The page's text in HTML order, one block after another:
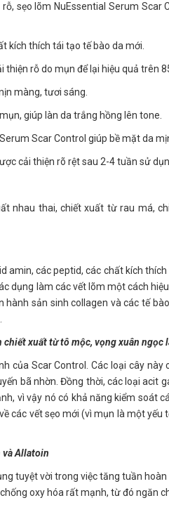
sẹo lõm NuEssential Serum
kích thích tái tạo tế bào da mới.
thiện rỗ do mụn để lại hiệu quả trên
màng, tươi sáng.
giúp làn da trắng hồng lên tone.
Scar Control giúp bề mặt da
cải thiện rõ rệt sau 2-4 tuần sử
nhau thai, chiết xuất từ rau má,
amin, các peptid, các chất kích
dụng làm các vết lõm một cách
hành sản sinh collagen và các tế
chiết xuất từ tô mộc, vọng xuân ngọc
của Scar Control. Các loại cây
bã nhờn. Đồng thời, các loại acit
vì vậy nó có khả năng kiểm soát
các vết sẹo mới (vì mụn là một
và Allatoin
tuyệt vời trong việc tăng tuần
oxy hóa rất mạnh, từ đó ngăn